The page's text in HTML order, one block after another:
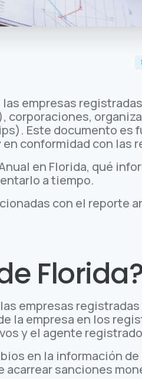
empresas
corporaciones,
Este documento es
conformidad con las
en Florida, qué
a tiempo.
con el reporte
empresas
la empresa en los
y el agente
en la información de
acarrear sanciones